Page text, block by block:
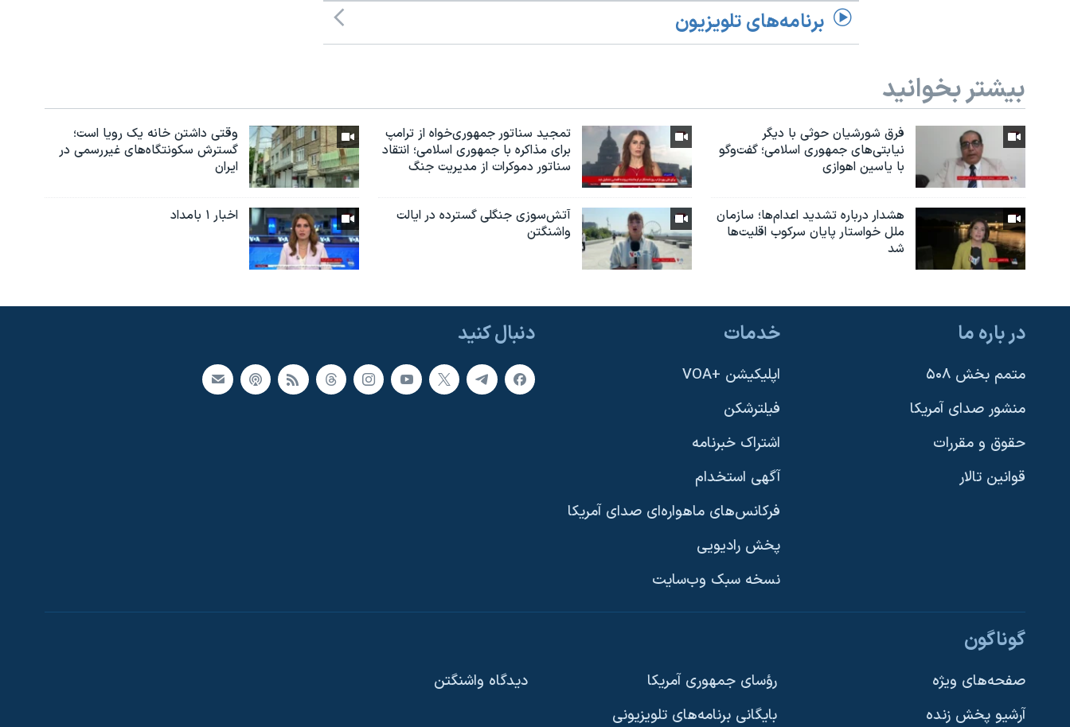
دنبال کنید
برنامه‌های تلویزیون
بیشتر بخوانید
فرق شورشیان حوثی با دیگر
نیابتی‌های جمهوری اسلامی؛ گفت‌وگو
با یاسین اهوازی
تمجید سناتور جمهوری‌خواه از ترامپ
برای مذاکره با جمهوری اسلامی؛ انتقاد
سناتور دموکرات از مدیریت جنگ
وقتی داشتن خانه یک رویا است؛
گسترش سکونتگاه‌های غیررسمی در
ایران
هشدار درباره تشدید اعدام‌ها؛ سازمان
ملل خواستار پایان سرکوب اقلیت‌ها
شد
آتش‌سوزی جنگلی گسترده در ایالت
واشنگتن
اخبار ۱ بامداد
دنبال کنید در باره ما
متمم بخش ۵۰۸
منشور صدای آمریکا
حقوق و مقررات
قوانین تالار
خدمات
اپلیکیشن +VOA
فیلترشکن
اشتراک خبرنامه
آگهی استخدام
فرکانس‌های ماهواره‌ای صدای آمریکا
پخش رادیویی
نسخه سبک وب‌سایت
گوناگون
صفحه‌های ویژه
آرشیو پخش زنده
رؤسای جمهوری آمریکا
بایگانی برنامه‌های تلویزیونی
دیدگاه‌ واشنگتن